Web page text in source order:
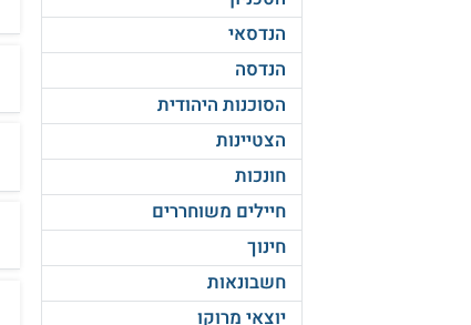
הנדסאי
הנדסה
הסוכנות היהודית
הצטיינות
חונכות
חיילים משוחררים
חינוך
חשבונאות
יוצאי מרוקו